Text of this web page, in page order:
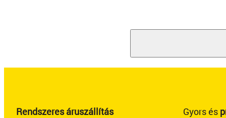
Rendszeres áruszállítás
Gyors és